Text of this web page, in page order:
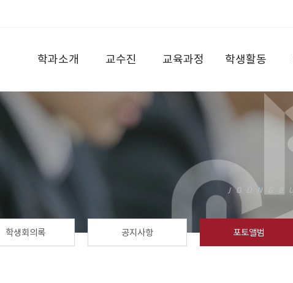
학과소개 교수진 교육과정 학생활동
학생회의록 공지사항 포토앨범